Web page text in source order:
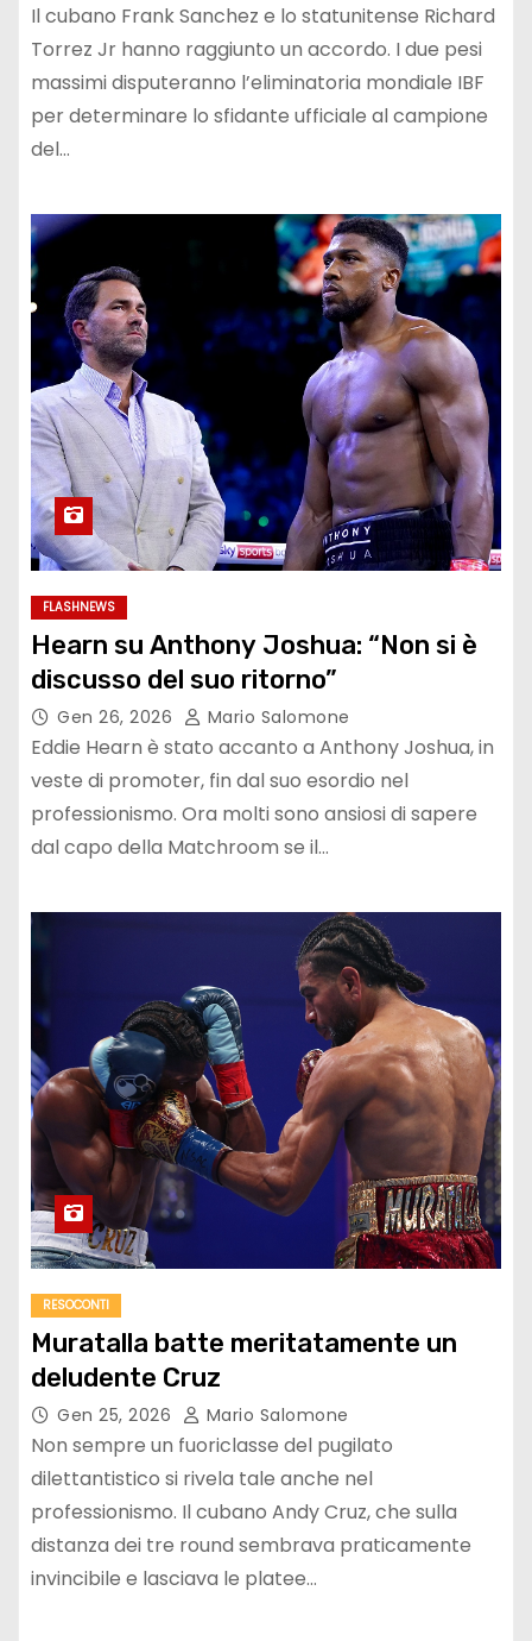
Il cubano Frank Sanchez e lo statunitense Richard
Torrez Jr hanno raggiunto un accordo. I due pesi
massimi disputeranno l’eliminatoria mondiale IBF
per determinare lo sfidante ufficiale al campione
del…
FLASHNEWS
Hearn su Anthony Joshua: “Non si è
discusso del suo ritorno”
Gen 26, 2026 Mario Salomone
Eddie Hearn è stato accanto a Anthony Joshua, in
veste di promoter, fin dal suo esordio nel
professionismo. Ora molti sono ansiosi di sapere
dal capo della Matchroom se il…
RESOCONTI
Muratalla batte meritatamente un
deludente Cruz
Gen 25, 2026 Mario Salomone
Non sempre un fuoriclasse del pugilato
dilettantistico si rivela tale anche nel
professionismo. Il cubano Andy Cruz, che sulla
distanza dei tre round sembrava praticamente
invincibile e lasciava le platee…